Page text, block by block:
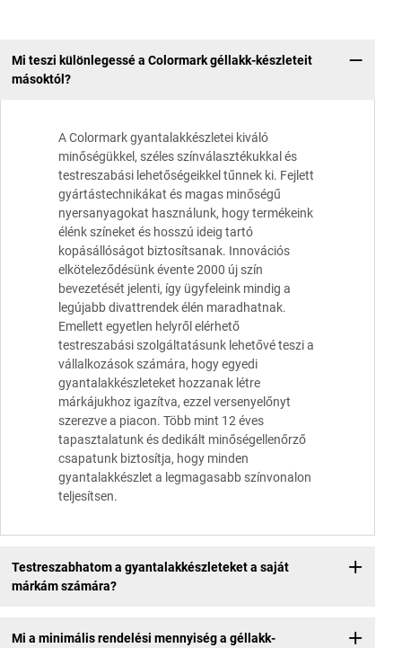
Mi teszi különlegessé a Colormark géllakk-készleteit
másoktól?
A Colormark gyantalakkészletei kiváló
minőségükkel, széles színválasztékukkal és
testreszabási lehetőségeikkel tűnnek ki. Fejlett
gyártástechnikákat és magas minőségű
nyersanyagokat használunk, hogy termékeink
élénk színeket és hosszú ideig tartó
kopásállóságot biztosítsanak. Innovációs
elköteleződésünk évente 2000 új szín
bevezetését jelenti, így ügyfeleink mindig a
legújabb divattrendek élén maradhatnak.
Emellett egyetlen helyről elérhető
testreszabási szolgáltatásunk lehetővé teszi a
vállalkozások számára, hogy egyedi
gyantalakkészleteket hozzanak létre
márkájukhoz igazítva, ezzel versenyelőnyt
szerezve a piacon. Több mint 12 éves
tapasztalatunk és dedikált minőségellenőrző
csapatunk biztosítja, hogy minden
gyantalakkészlet a legmagasabb színvonalon
teljesítsen.
Testreszabhatom a gyantalakkészleteket a saját
márkám számára?
Mi a minimális rendelési mennyiség a géllakk-